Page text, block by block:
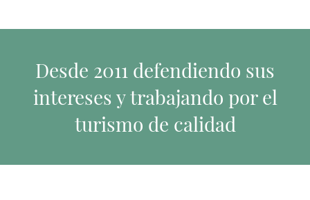
Desde 2011 defendiendo sus
intereses y trabajando por el
turismo de calidad